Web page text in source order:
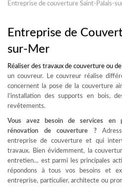
Entreprise de couverture Saint-Palais-
Entreprise de
sur-Mer
Réaliser des travaux de couverture ou
un couvreur. Le couvreur réalise
concernent la pose de la couverture
l’installation des supports en bois,
revêtements.
Vous avez besoin de services en
rénovation de couverture ?
entreprise de couverture et qui
travaux. Bien évidemment, la
entretien… est parmi les principales
répondons à tous vos besoins et
entreprise, particulier, architecte ou